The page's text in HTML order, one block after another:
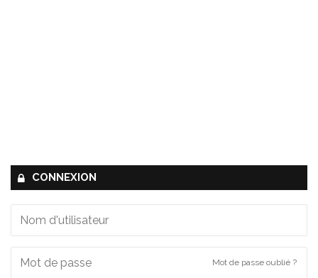
CONNEXION
Mot de passe oublié ?